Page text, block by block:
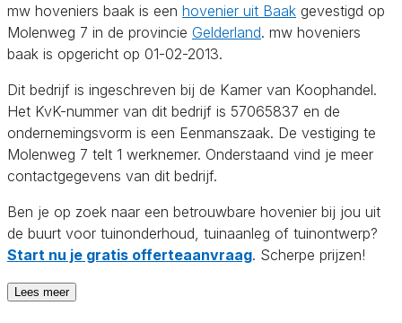
mw hoveniers baak is een hovenier uit Baak gevestigd op
Molenweg 7 in de provincie Gelderland. mw hoveniers
baak is opgericht op 01-02-2013.
Dit bedrijf is ingeschreven bij de Kamer van Koophandel.
Het KvK-nummer van dit bedrijf is 57065837 en de
ondernemingsvorm is een Eenmanszaak. De vestiging te
Molenweg 7 telt 1 werknemer. Onderstaand vind je meer
contactgegevens van dit bedrijf.
Ben je op zoek naar een betrouwbare hovenier bij jou uit
de buurt voor tuinonderhoud, tuinaanleg of tuinontwerp?
Start nu je gratis offerteaanvraag. Scherpe prijzen!
Lees meer